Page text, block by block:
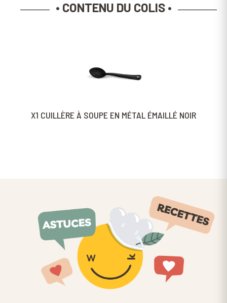
• CONTENU DU COLIS •
X1 CUILLÈRE À SOUPE EN MÉTAL ÉMAILLÉ NOIR